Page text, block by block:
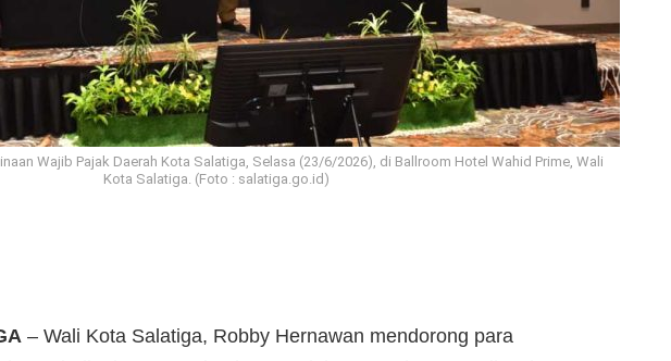
Wajib Pajak Daerah Kota Salatiga, Selasa (23/6/2026), di Ballroom Hotel Wahid Prime, Wali
Kota Salatiga. (Foto : salatiga.go.id)
– Wali Kota Salatiga, Robby Hernawan mendorong para